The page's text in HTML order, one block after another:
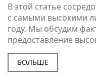
В этой статье
с самыми высокими
году. Мы обсудим
предоставление
дадим советы по
будет рассмотрено,
популярны среди
БОЛЬШЕ